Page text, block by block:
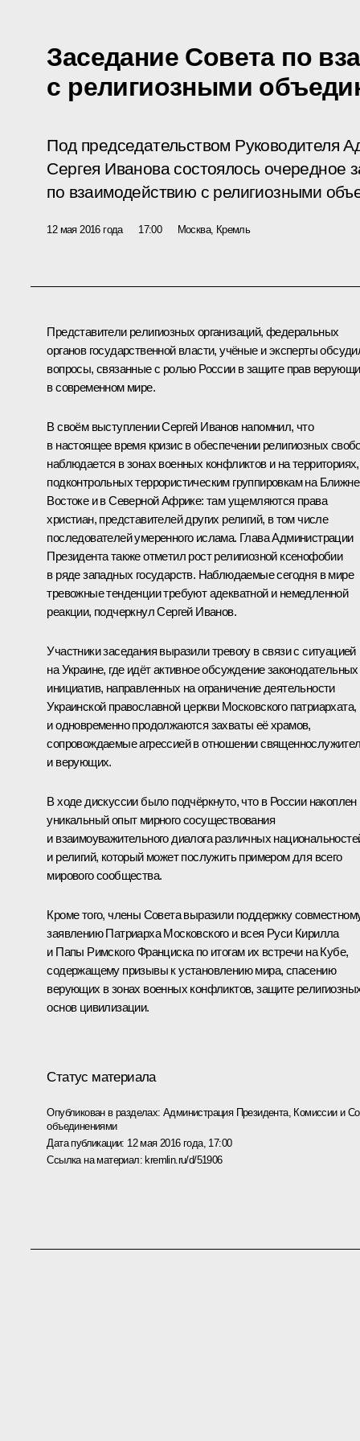
Заседание Совета по
с религиозными
Под председательством Руководителя
Сергея Иванова состоялось очередное
по взаимодействию с религиозными
12 мая 2016 года 17:00 Москва, Кремль
Представители религиозных организаций, федеральных
органов государственной власти, учёные и эксперты
вопросы, связанные с ролью России в защите прав
в современном мире.
В своём выступленииСергей Ивановнапомнил, что
в настоящее время кризис в обеспечении религиозных
наблюдается в зонах военных конфликтов и на территориях,
подконтрольных террористическим группировкам на
Востоке и в Северной Африке: там ущемляются права
христиан, представителей других религий, в том числе
последователей умеренного ислама. Глава Администрации
Президента также отметил рост религиозной ксенофобии
в ряде западных государств. Наблюдаемые сегодня в мире
тревожные тенденции требуют адекватной и немедленной
реакции, подчеркнул Сергей Иванов.
Участники заседания выразили тревогу в связи с ситуацией
на Украине, где идёт активное обсуждение законодательных
инициатив, направленных на ограничение деятельности
Украинской православной церкви Московского патриархата,
и одновременно продолжаются захваты её храмов,
сопровождаемые агрессией в отношении
и верующих.
В ходе дискуссии было подчёркнуто, что в России накоплен
уникальный опыт мирного сосуществования
и взаимоуважительного диалога различных
и религий, который может послужить примером для всего
мирового сообщества.
Кроме того, члены Совета выразили поддержку
заявлению Патриарха Московского и всея Руси Кирилла
и Папы Римского Франциска по итогам их встречи на Кубе,
содержащему призывы к установлению мира, спасению
верующих в зонах военных конфликтов, защите
основ цивилизации.
Статус материала
Опубликован в разделах: Администрация Президента, Комиссии и
объединениями
Дата публикации: 12 мая 2016 года, 17:00
Ссылка на материал: kremlin.ru/d/51906